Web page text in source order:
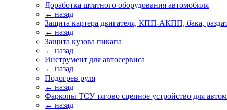
Доработка штатного оборудования автомобиля
← назад
Защита картера двигателя, КПП-АКПП, бака,
← назад
Защита кузова пикапа
← назад
Инструмент для автосервиса
← назад
Подогрев руля
← назад
Фаркопы ТСУ тягово сцепное устройство для
← назад